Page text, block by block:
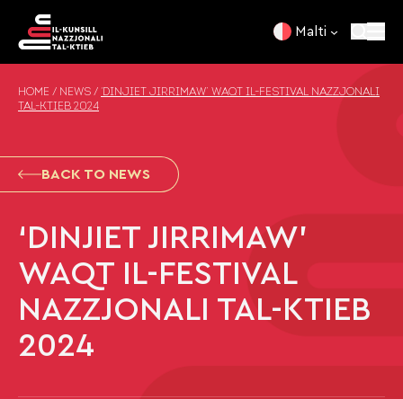
Malti
HOME / NEWS / ‘DINJIET JIRRIMAW’ WAQT IL-FESTIVAL NAZZJONALI
TAL-KTIEB 2024
BACK TO NEWS
‘DINJIET JIRRIMAW’
WAQT IL-FESTIVAL
NAZZJONALI TAL-KTIEB
2024